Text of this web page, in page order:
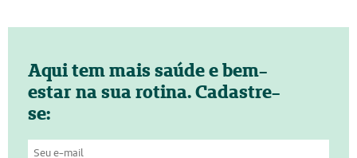
Aqui tem mais saúde e bem-
estar na sua rotina. Cadastre-
se: